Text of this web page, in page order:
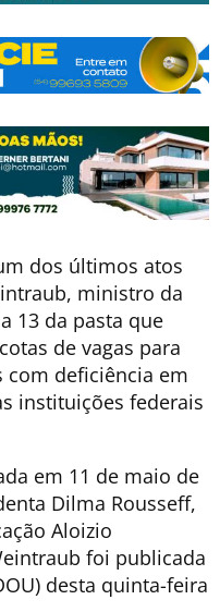
dos últimos atos
ministro da
13 da pasta que
de vagas para
com deficiência em
instituições federais
em 11 de maio de
Dilma Rousseff,
Aloizio
foi publicada
desta quinta-feira